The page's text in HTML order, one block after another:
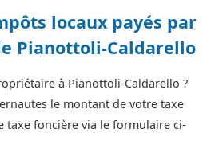
locaux payés par
Pianottoli-Caldarello
à Pianottoli-Caldarello ?
le montant de votre taxe
taxe foncière via le formulaire ci-